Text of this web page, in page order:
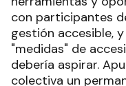
con participantes
gestión accesible,
"medidas" de
debería aspirar.
colectiva un